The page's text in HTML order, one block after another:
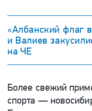
«Албанский флаг
и Валиев
на ЧЕ
Более свежий
спорта —